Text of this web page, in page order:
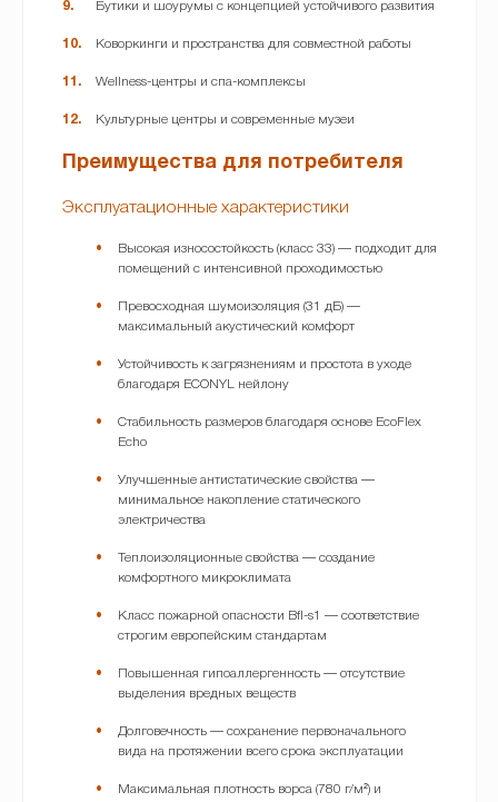
Бутики и шоурумы с концепцией устойчивого развития
Коворкинги и пространства для совместной работы
Wellness-центры и спа-комплексы
Культурные центры и современные музеи
Преимущества для потребителя
Эксплуатационные характеристики
Высокая износостойкость (класс 33) — подходит для
помещений с интенсивной проходимостью
Превосходная шумоизоляция (31 дБ) —
максимальный акустический комфорт
Устойчивость к загрязнениям и простота в уходе
благодаря ECONYL нейлону
Стабильность размеров благодаря основе EcoFlex
Echo
Улучшенные антистатические свойства —
минимальное накопление статического
электричества
Теплоизоляционные свойства — создание
комфортного микроклимата
Класс пожарной опасности Bfl-s1 — соответствие
строгим европейским стандартам
Повышенная гипоаллергенность — отсутствие
выделения вредных веществ
Долговечность — сохранение первоначального
вида на протяжении всего срока эксплуатации
Максимальная плотность ворса (780 г/м²) и